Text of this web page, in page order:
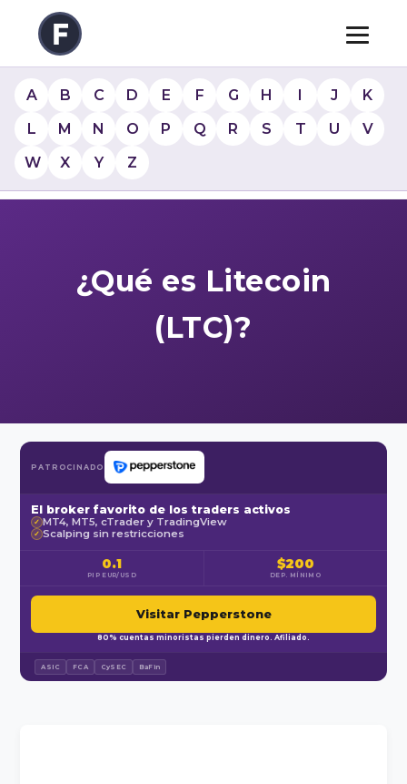
A B C D E F G H I J
K
L
M N O P Q R S T U
V
W
X Y Z
¿Qué es Litecoin
(LTC)?
PATROCINADO
El broker favorito de los traders activos
✓ MT4, MT5, cTrader y TradingView
✓ Scalping sin restricciones
0.1
PIP EUR/USD
$200
DEP. MÍNIMO
Visitar Pepperstone
80% cuentas minoristas pierden dinero. Afiliado.
ASIC FCA CySEC BaFin